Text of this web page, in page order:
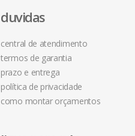
duvidas
central de atendimento
termos de garantia
prazo e entrega
política de privacidade
como montar orçamentos